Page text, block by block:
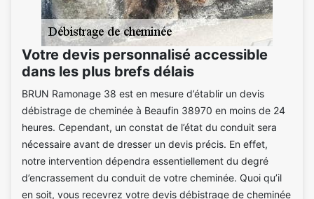
Votre devis personnalisé accessible
dans les plus brefs délais
BRUN Ramonage 38 est en mesure d’établir un devis
débistrage de cheminée à Beaufin 38970 en moins de 24
heures. Cependant, un constat de l’état du conduit sera
nécessaire avant de dresser un devis précis. En effet,
notre intervention dépendra essentiellement du degré
d’encrassement du conduit de votre cheminée. Quoi qu’il
en soit, vous recevrez votre devis débistrage de cheminée